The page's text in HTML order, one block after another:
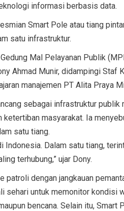
informasi berbasis data.
Smart Pole atau tiang
satu infrastruktur.
Mal Pelayanan Publik
Ahmad Munir, didampingi Staf
manajemen PT Alita Praya
sebagai infrastruktur publik
ketertiban masyarakat. Ia
satu tiang.
Indonesia. Dalam satu tiang,
terhubung,” ujar Dony.
dengan jangkauan
sehari untuk memonitor kondisi
bencana. Selain itu, Smart